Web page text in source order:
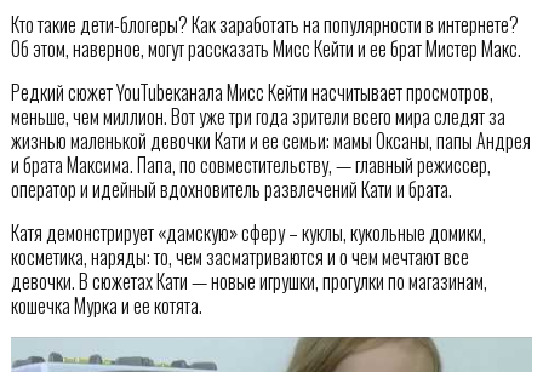
Кто такие дети-блогеры? Как заработать на популярности в интернете?
Об этом, наверное, могут рассказать Мисс Кейти и ее брат Мистер Макс.
Редкий сюжет YouTubeканала Мисс Кейти насчитывает просмотров,
меньше, чем миллион. Вот уже три года зрители всего мира следят за
жизнью маленькой девочки Кати и ее семьи: мамы Оксаны, папы Андрея
и брата Максима. Папа, по совместительству, — главный режиссер,
оператор и идейный вдохновитель развлечений Кати и брата.
Катя демонстрирует «дамскую» сферу – куклы, кукольные домики,
косметика, наряды: то, чем засматриваются и о чем мечтают все
девочки. В сюжетах Кати — новые игрушки, прогулки по магазинам,
кошечка Мурка и ее котята.